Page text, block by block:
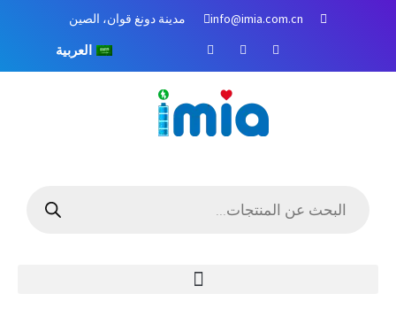
info@imia.com.cn مدينة دونغ قوان، الصين
ف
ي
س
م
و
ق
o
u
T
ا
ن
س
ر
م
العربية
المنتجات